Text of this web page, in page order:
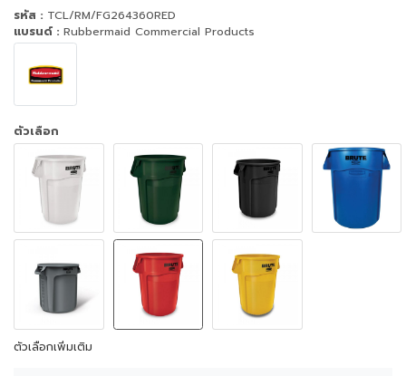
รหัส : TCL/RM/FG264360RED
แบรนด์ : Rubbermaid Commercial Products
ตัวเลือก
ตัวเลือกเพิ่มเติม